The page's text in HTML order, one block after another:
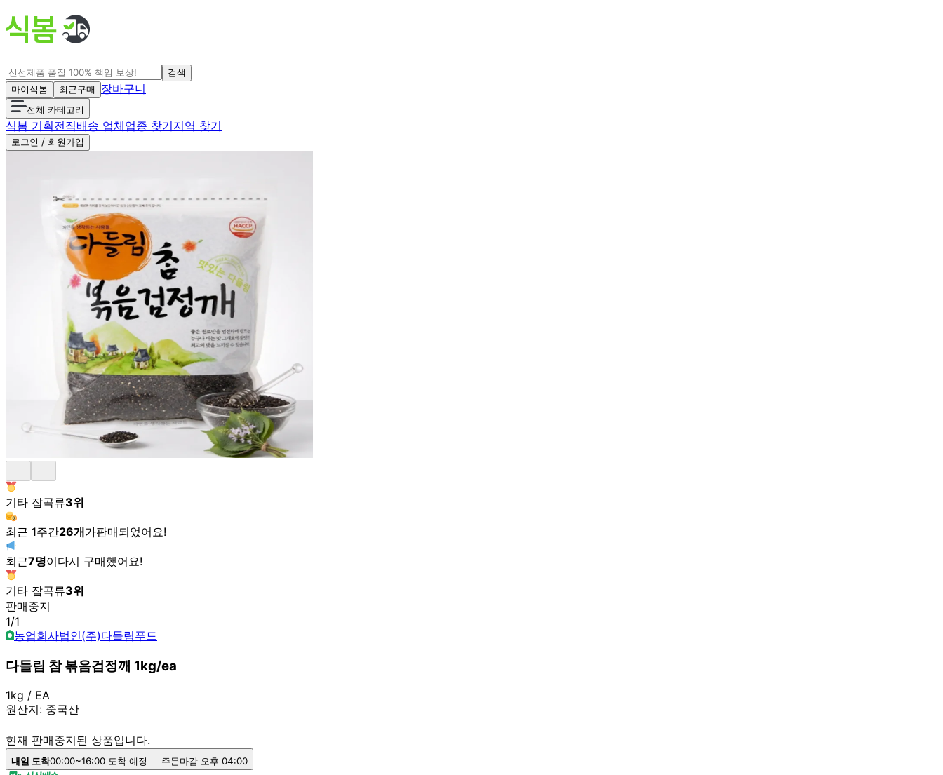
검색
마이식봄
최근구매 장바구니
전체 카테고리
식봄 기획전직배송 업체업종 찾기지역 찾기
로그인 / 회원가입
기타 잡곡류3위
최근 1주간26개가판매되었어요!
최근7명이다시 구매했어요!
기타 잡곡류3위
판매중지
1/1
농업회사법인(주)다들림푸드
다들림 참 볶음검정깨 1kg/ea
1kg / EA
원산지: 중국산
현재 판매중지된 상품입니다.
내일 도착00:00~16:00 도착 예정 주문마감 오후 04:00